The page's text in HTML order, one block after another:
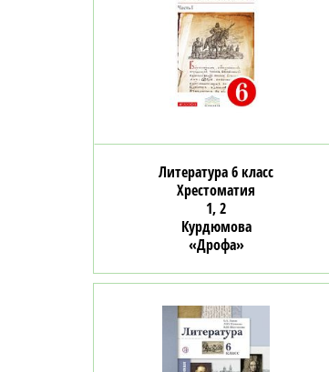
Литература 6 класс
Хрестоматия
1, 2
Курдюмова
«Дрофа»